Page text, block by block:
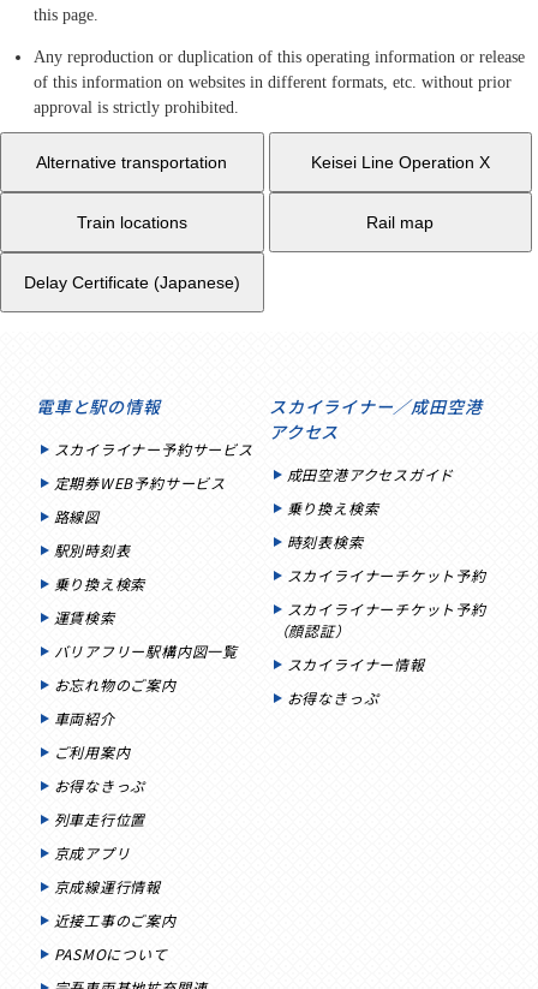
this page.
Any reproduction or duplication of this operating information or release
of this information on websites in different formats, etc. without prior
approval is strictly prohibited.
Alternative transportation Keisei Line Operation X
Train locations Rail map
Delay Certificate (Japanese)
電車と駅の情報
スカイライナー予約サービス
定期券WEB予約サービス
路線図
駅別時刻表
乗り換え検索
運賃検索
バリアフリー駅構内図一覧
お忘れ物のご案内
車両紹介
ご利用案内
お得なきっぷ
列車走行位置
京成アプリ
京成線運行情報
近接工事のご案内
PASMOについて
スカイライナー／成田空港
アクセス
成田空港アクセスガイド
乗り換え検索
時刻表検索
スカイライナーチケット予約
スカイライナーチケット予約
（顔認証）
スカイライナー情報
お得なきっぷ